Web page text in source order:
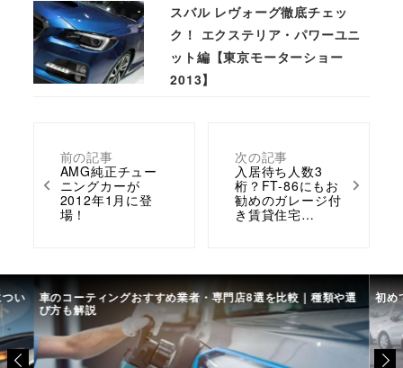
前の記事
AMG純正チュー
ニングカーが
2012年1月に登
場！
次の記事
入居待ち人数3
桁？FT-86にもお
勧めのガレージ付
き賃貸住宅…
スバル レヴォーグ徹底チェッ
ク！ エクステリア・パワーユニ
ット編【東京モーターショー
2013】
い 車のコーティングおすすめ業者・専門店8選を比較｜種類や選
び方も解説
初め